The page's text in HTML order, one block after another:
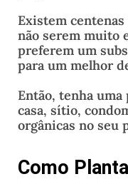
Existem
não serem muito
preferem um
para um melhor
Então, tenha
casa, sítio,
orgânicas no seu
Como